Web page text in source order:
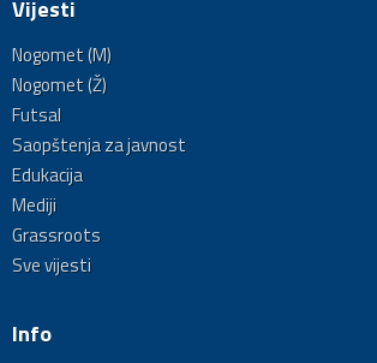
Vijesti
Nogomet (M)
Nogomet (Ž)
Futsal
Saopštenja za javnost
Edukacija
Mediji
Grassroots
Sve vijesti
Info